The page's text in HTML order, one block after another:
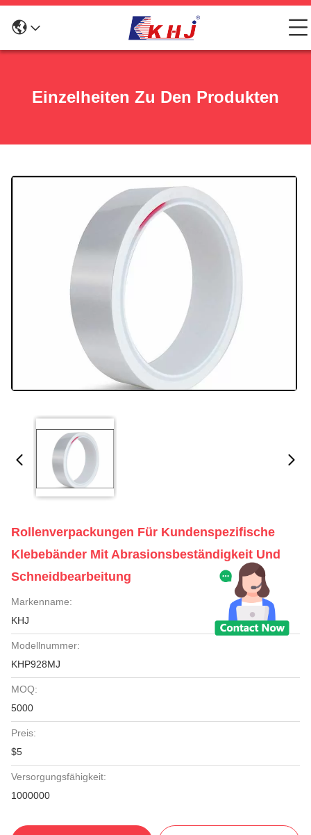
Einzelheiten Zu Den Produkten
Rollenverpackungen Für Kundenspezifische
Klebebänder Mit Abrasionsbeständigkeit Und
Schneidbearbeitung
Markenname:
KHJ
Modellnummer:
KHP928MJ
MOQ:
5000
Preis:
$5
Versorgungsfähigkeit:
1000000